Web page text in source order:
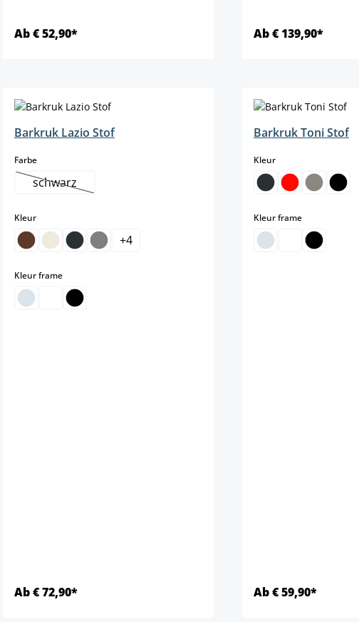
Ab € 52,90* Ab € 139,90*
Barkruk Lazio Stof
Farbeselect
schwarz(Deze optie is momenteel niet beschikbaar.)
Kleurselect
+4
Kleur frameselect
Ab € 72,90*
Barkruk Toni Stof
Kleurselect
Kleur frameselect
Ab € 59,90*